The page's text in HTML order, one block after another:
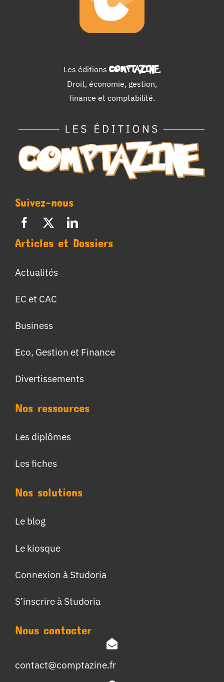
Les éditions COMPTAZINE.
Droit, économie, gestion,
finance et comptabilité.
Suivez-nous
Articles et Dossiers
Actualités
EC et CAC
Business
Eco, Gestion et Finance
Divertissements
Nos ressources
Les diplômes
Les fiches
Nos solutions
Le blog
Le kiosque
Connexion à Studoria
S’inscrire à Studoria
Nous contacter
contact@comptazine.fr